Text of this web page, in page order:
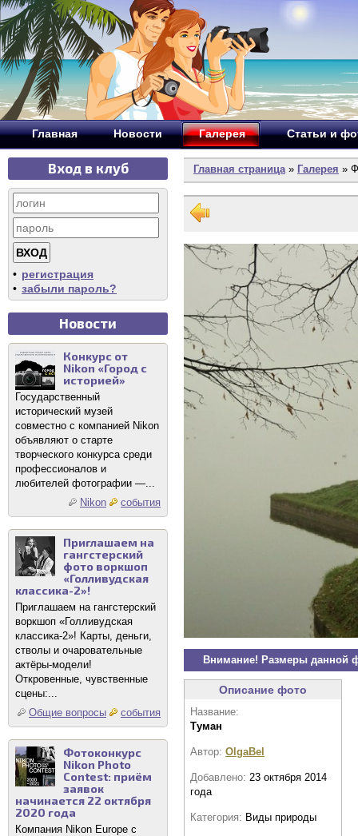
Главная Новости Галерея Статьи и
Вход в клуб
• регистрация
• забыли пароль?
Новости
Конкурс от
Nikon «Город с
историей»
Государственный
исторический музей
совместно с компанией Nikon
объявляют о старте
творческого конкурса среди
профессионалов и
любителей фотографии —...
Nikon
события
Приглашаем на
гангстерский
фото воркшоп
«Голливудская
классика-2»!
Приглашаем на гангстерский
воркшоп «Голливудская
классика-2»! Карты, деньги,
стволы и очаровательные
актёры-модели!
Откровенные, чувственные
сцены:...
Общие вопросы
события
Фотоконкурс
Nikon Photo
Contest: приём
заявок
начинается 22 октября
2020 года
Компания Nikon Europe с
Главная страница» Галерея »
Внимание! Размеры данной
Описание фото
Название:
Туман
Автор: OlgaBel
Добавлено: 23 октября 2014
года
Категория: Виды природы